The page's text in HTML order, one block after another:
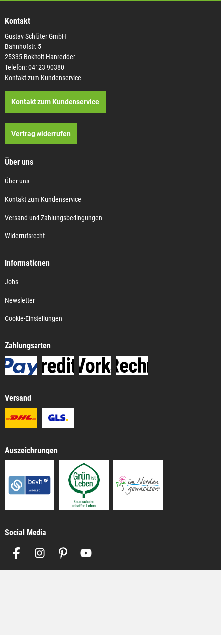
Kontakt
Gustav Schlüter GmbH
Bahnhofstr. 5
25335 Bokholt-Hanredder
Telefon: 04123 90380
Kontakt zum Kundenservice
Kontakt zum Kundenservice
Vertrag widerrufen
Über uns
Über uns
Kontakt zum Kundenservice
Versand und Zahlungsbedingungen
Widerrufsrecht
Informationen
Jobs
Newsletter
Cookie-Einstellungen
Zahlungsarten
Versand
Auszeichnungen
Social Media